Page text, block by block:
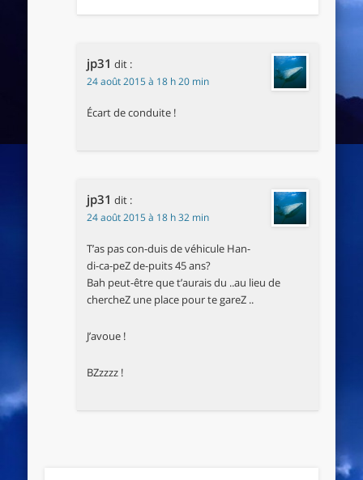
jp31 dit :
24 août 2015 à 18 h 20 min
Écart de conduite !
jp31 dit :
24 août 2015 à 18 h 32 min
T’as pas con-duis de véhicule Han-
di-ca-peZ de-puits 45 ans?
Bah peut-être que t’aurais du ..au lieu de
chercheZ une place pour te gareZ ..
J’avoue !
BZzzzz !